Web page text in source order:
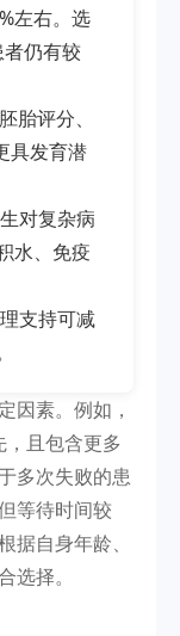
左右。选
仍有较
胎评分、
具发育潜
对复杂病
水、免疫
支持可减
因素。例如，
且包含更多
多次失败的患
等待时间较
据自身年龄、
选择。